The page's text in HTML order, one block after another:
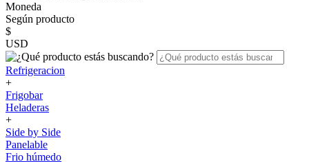
Moneda
Según producto
$
USD
Refrigeracion
+
Frigobar
Heladeras
+
Side by Side
Panelable
Frio húmedo